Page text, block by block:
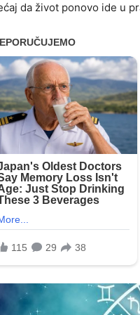
da život ponovo ide u